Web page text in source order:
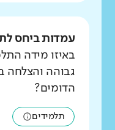
עמדות ביחס
באיזו מידה
גבוהה והצלחה
הדומים?
תלמידים